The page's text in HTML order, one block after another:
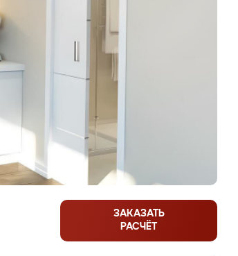
ЗАКАЗАТЬ
РАСЧЁТ